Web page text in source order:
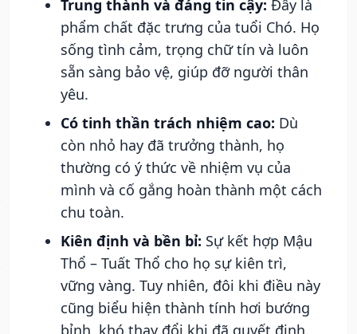
Trung thành và đáng tin cậy: Đây là
phẩm chất đặc trưng của tuổi Chó. Họ
sống tình cảm, trọng chữ tín và luôn
sẵn sàng bảo vệ, giúp đỡ người thân
yêu.
Có tinh thần trách nhiệm cao: Dù
còn nhỏ hay đã trưởng thành, họ
thường có ý thức về nhiệm vụ của
mình và cố gắng hoàn thành một cách
chu toàn.
Kiên định và bền bỉ: Sự kết hợp Mậu
Thổ – Tuất Thổ cho họ sự kiên trì,
vững vàng. Tuy nhiên, đôi khi điều này
cũng biểu hiện thành tính hơi bướng
bỉnh, khó thay đổi khi đã quyết định.